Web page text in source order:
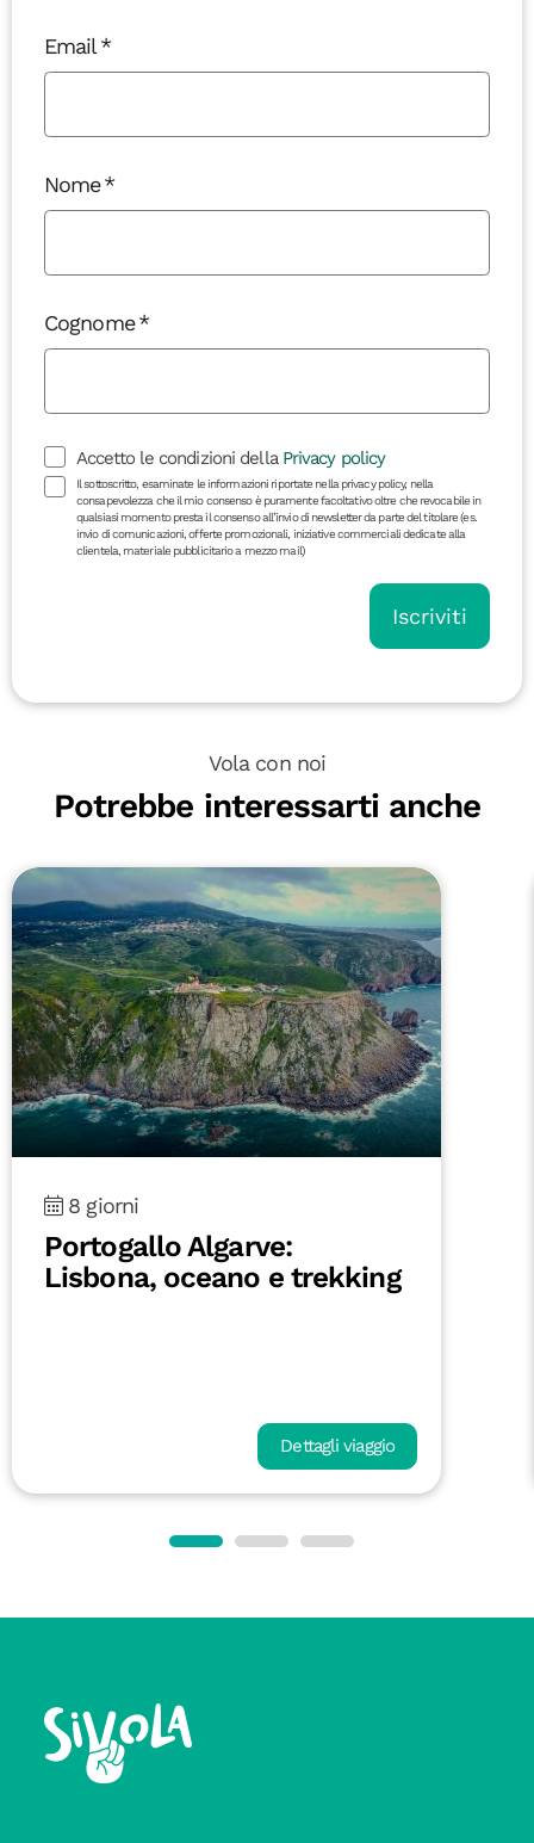
Email
Nome
Cognome
Accetto le condizioni della Privacy policy
Il sottoscritto, esaminate le informazioni riportate nella privacy policy, nella
consapevolezza che il mio consenso è puramente facoltativo oltre che revocabile in
qualsiasi momento presta il consenso all’invio di newsletter da parte del titolare (es.
invio di comunicazioni, offerte promozionali, iniziative commerciali dedicate alla
clientela, materiale pubblicitario a mezzo mail)
Iscriviti
Vola con noi
Potrebbe interessarti anche
8 giorni
Portogallo Algarve:
Lisbona, oceano e trekking
Dettagli viaggio